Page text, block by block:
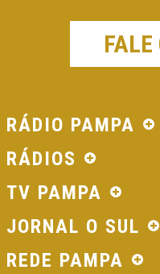
FALE
RÁDIO PAMPA
RÁDIOS
TV PAMPA
JORNAL O SUL
REDE PAMPA